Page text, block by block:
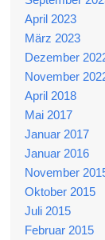
April 2023
März 2023
Dezember
November
April 2018
Mai 2017
Januar 2017
Januar 2016
November
Oktober 2015
Juli 2015
Februar 2015